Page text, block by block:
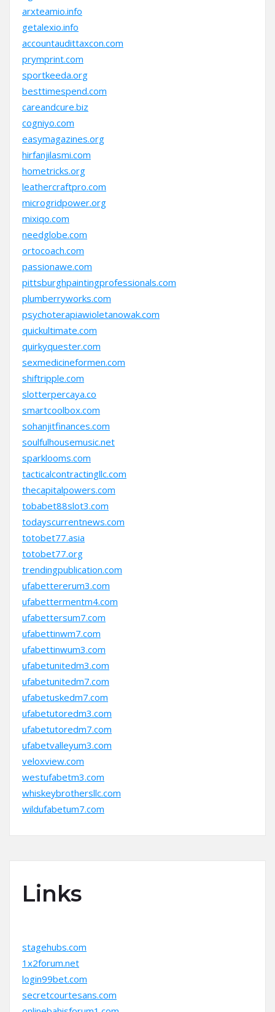
arxteamio.info
getalexio.info
accountaudittaxcon.com
prymprint.com
sportkeeda.org
besttimespend.com
careandcure.biz
cogniyo.com
easymagazines.org
hirfanjilasmi.com
hometricks.org
leathercraftpro.com
microgridpower.org
mixiqo.com
needglobe.com
ortocoach.com
passionawe.com
pittsburghpaintingprofessionals.com
plumberryworks.com
psychoterapiawioletanowak.com
quickultimate.com
quirkyquester.com
sexmedicineformen.com
shiftripple.com
slotterpercaya.co
smartcoolbox.com
sohanjitfinances.com
soulfulhousemusic.net
sparklooms.com
tacticalcontractingllc.com
thecapitalpowers.com
tobabet88slot3.com
todayscurrentnews.com
totobet77.asia
totobet77.org
trendingpublication.com
ufabettererum3.com
ufabettermentm4.com
ufabettersum7.com
ufabettinwm7.com
ufabettinwum3.com
ufabetunitedm3.com
ufabetunitedm7.com
ufabetuskedm7.com
ufabetutoredm3.com
ufabetutoredm7.com
ufabetvalleyum3.com
veloxview.com
westufabetm3.com
whiskeybrothersllc.com
wildufabetum7.com
Links
stagehubs.com
1x2forum.net
login99bet.com
secretcourtesans.com